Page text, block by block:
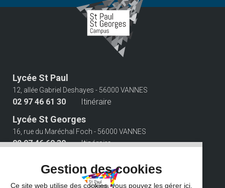
Lycée St Paul
12, allée Gabriel Deshayes - 56000 VANNES
02 97 46 61 30 Itinéraire
Lycée St Georges
16, rue du Maréchal Foch - 56000 VANNES
02 97 46 60 30 Itinéraire
Gestion des cookies
Ce site web utilise des cookies, vous pouvez les gérer ici.